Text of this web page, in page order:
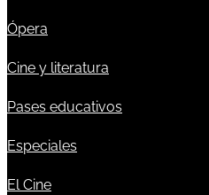
Ópera
Cine y literatura
Pases educativos
Especiales
El Cine